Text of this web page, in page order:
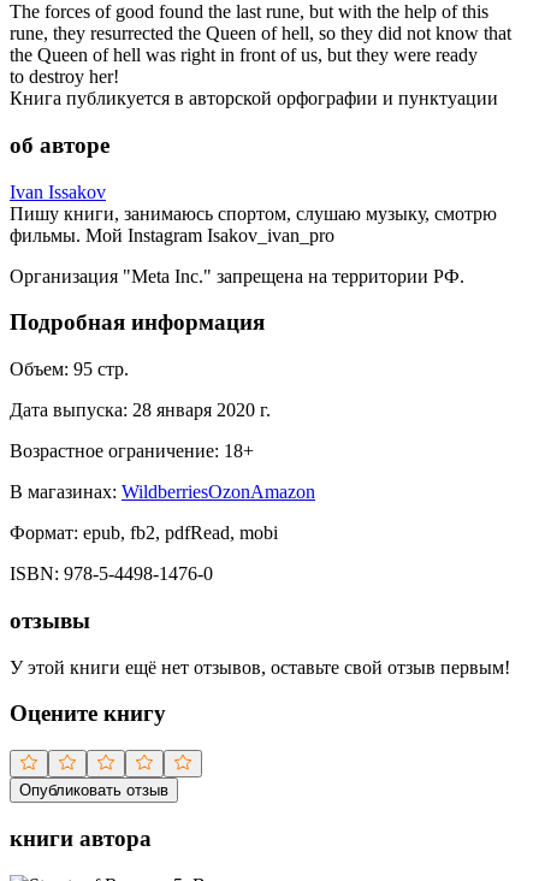
The forces of good found the last rune, but with the help of this
rune, they resurrected the Queen of hell, so they did not know that
the Queen of hell was right in front of us, but they were ready
to destroy her!
Книга публикуется в авторской орфографии и пунктуации
об авторе
Ivan Issakov
Пишу книги, занимаюсь спортом, слушаю музыку, смотрю
фильмы. Мой Instagram Isakov_ivan_pro
Организация "Meta Inc." запрещена на территории РФ.
Подробная информация
Объем: 95 стр.
Дата выпуска: 28 января 2020 г.
Возрастное ограничение: 18+
В магазинах: WildberriesOzonAmazon
Формат: epub, fb2, pdfRead, mobi
ISBN: 978-5-4498-1476-0
отзывы
У этой книги ещё нет отзывов, оставьте свой отзыв первым!
Оцените книгу
Опубликовать отзыв
книги автора